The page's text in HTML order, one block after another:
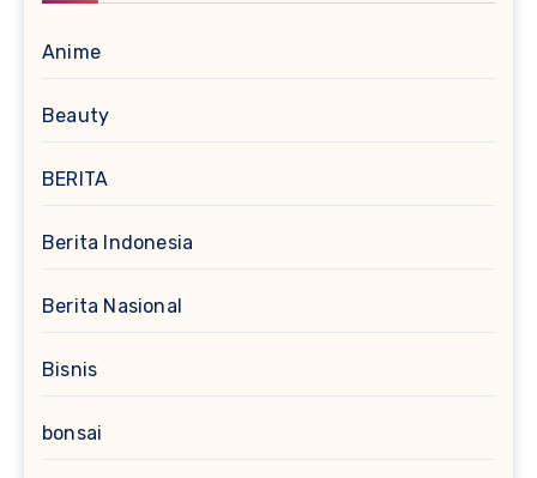
Anime
Beauty
BERITA
Berita Indonesia
Berita Nasional
Bisnis
bonsai